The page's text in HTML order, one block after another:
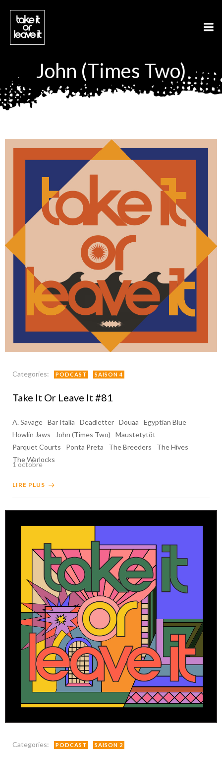
John (Times Two)
Categories: PODCAST SAISON 4
Take It Or Leave It #81
A. Savage Bar Italia Deadletter Douaa
Egyptian Blue
Howlin Jaws
John (Times Two)
Maustetytöt
Parquet Courts
Ponta Preta The Breeders
The Hives
The Warlocks
1 octobre
LIRE PLUS
Categories: PODCAST SAISON 2